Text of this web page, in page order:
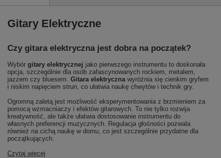
Gitary Elektryczne
Czy gitara elektryczna jest dobra na początek?
Wybór gitary elektrycznej jako pierwszego instrumentu to doskonała
opcja, szczególnie dla osób zafascynowanych rockiem, metalem,
jazzem czy bluesem. Gitara elektrycznawyróżnia się cienkim gryfem
i niskim napięciem strun, co ułatwia naukę chwytów i technik gry.
Ogromną zaletą jest możliwość eksperymentowania z brzmieniem za
pomocą wzmacniaczy i efektów gitarowych. To nie tylko rozwija
kreatywność, ale także ułatwia dostosowanie instrumentu do
własnych preferencji muzycznych. Regulacja głośności pozwala
również na cichą naukę w domu, co jest szczególnie przydatne dla
początkujących.
Czytaj więcej